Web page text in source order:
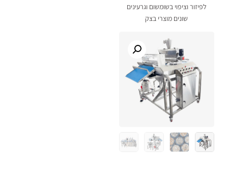
לפיזור וציפוי בשומשום וגרעינים
שונים מוצרי בצק